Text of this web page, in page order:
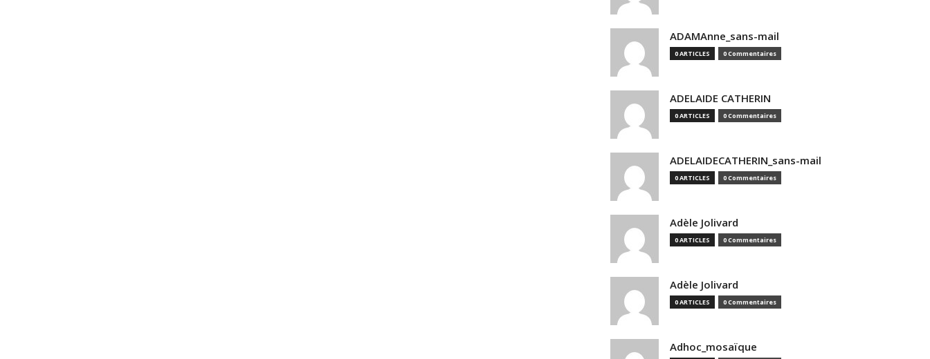
ADAMAnne_sans-mail
0 ARTICLES 0 Commentaires
ADELAIDE CATHERIN
0 ARTICLES 0 Commentaires
ADELAIDECATHERIN_sans-mail
0 ARTICLES 0 Commentaires
Adèle Jolivard
0 ARTICLES 0 Commentaires
Adèle Jolivard
0 ARTICLES 0 Commentaires
Adhoc_mosaïque